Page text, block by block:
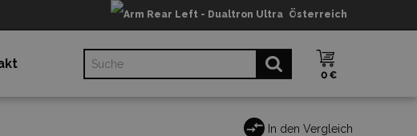
Österreich
0 €
In den Vergleich